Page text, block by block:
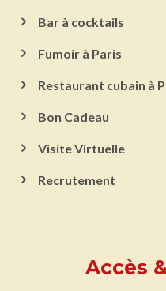
Bar à cocktails
Fumoir à Paris
Restaurant cubain à
Bon Cadeau
Visite Virtuelle
Recrutement
Accès